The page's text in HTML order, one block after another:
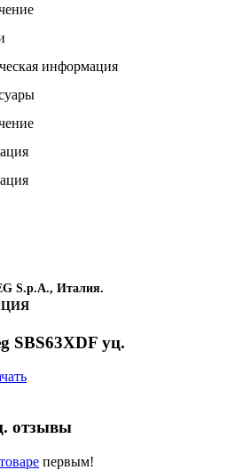
информация
S.p.A., Италия.
SBS63XDF уц.
отзывы
первым!